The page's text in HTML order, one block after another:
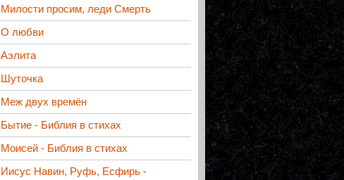
Милости просим, леди Смерть
О любви
Аэлита
Шуточка
Меж двух времён
Бытие - Библия в стихах
Моисей - Библия в стихах
Иисус Навин, Руфь, Есфирь -